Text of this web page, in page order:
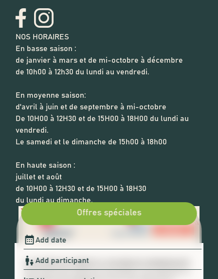
Offres spéciales
NOS HORAIRES
En basse saison :
de janvier à mars et de mi-octobre à décembre
de 10h00 à 12h30 du lundi au vendredi.
En moyenne saison:
d'avril à juin et de septembre à mi-octobre
De 10H00 à 12H30 et de 15H00 à 18H00 du lundi au
vendredi.
Le samedi et le dimanche de 15h00 à 18h00
En haute saison :
juillet et août
de 10H00 à 12H30 et de 15H00 à 18H30
du lundi au dimanche.
🍪 ACCEPTER LES COOKIES ET LA POLITIQUE DE CONFIDENTIALITÉ ?